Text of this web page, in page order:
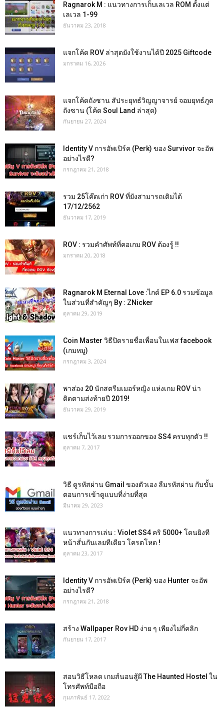
Ragnarok M : แนวทางการเก็บเลเวล ROM ตั้งแต่
เลเวล 1-99
ธันวาคม 23, 2018
แจกโค้ด ROV ล่าสุดยังใช้งานได้ปี 2025 Giftcode
มกราคม 16, 2026
แจกโค้ดถังซาน สัประยุทธ์วิญญาจารย์ จอมยุทธ์ภูต
ถังซาน (โค้ด Soul Land ล่าสุด)
กันยายน 27, 2024
Identity V การอัพเปิร์ค (Perk) ของ Survivor จะอัพ
อย่างไรดี?
กรกฎาคม 21, 2018
รวม 25โค๊ดเก่า ROV ที่ยังสามารถเติมได้
17/12/2562
ธันวาคม 17, 2019
ROV : รวมคำศัพท์ที่คอเกม ROV ต้องรู้ !!
มกราคม 20, 2018
Ragnarok M Eternal Love :ไกด์ EP 6.0 รวมข้อมูล
ในส่วนที่สำคัญๆ By : ZNicker
ตุลาคม 29, 2019
Coin Master วิธีปิดรายชื่อเพื่อนในเฟส facebook
(เกมหมู)
กรกฎาคม 3, 2024
พาส่อง 20 นักสตรีมเมอร์หญิง แห่งเกม ROV น่า
ติดตามส่งท้ายปี 2019!
ธันวาคม 29, 2019
แชร์เก็บไว้เลย รวมการออกของ SS4 ครบทุกตัว !!
ตุลาคม 7, 2017
วิธี ดูรหัสผ่าน Gmail ของตัวเอง ลืมรหัสผ่าน กับขั้น
ตอนการเข้าดูแบบที่ง่ายที่สุด
มีนาคม 29, 2023
แนวทางการเล่น : Violet SS4 คริ 5000+ โดนยิงที
หน้าสั่นกันเลยทีเดียว โครตโหด !
ตุลาคม 23, 2017
Identity V การอัพเปิร์ค (Perk) ของ Hunter จะอัพ
อย่างไรดี?
กรกฎาคม 21, 2018
สร้าง Wallpaper Rov HD ง่าย ๆ เพียงไม่กี่คลิก
กันยายน 17, 2017
สอนวิธีโหลด เกมส์นอนสู้ผี The Haunted Hostel ใน
โทรศัพท์มือถือ
กุมภาพันธ์ 17, 2022